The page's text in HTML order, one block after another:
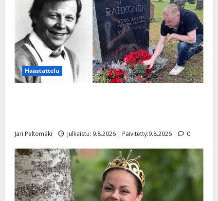
Haastattelu
Jari Peltomäki Julkaistu: 9.8.2026 | Päivitetty:9.8.2026 0